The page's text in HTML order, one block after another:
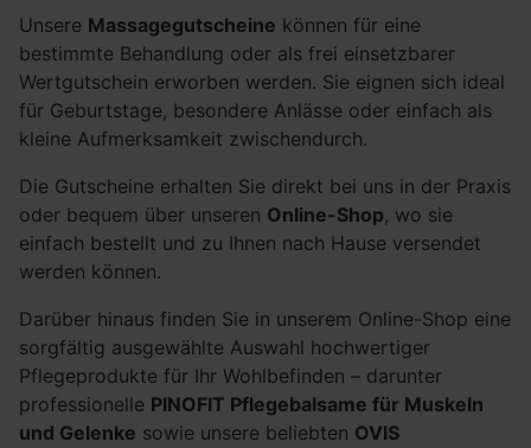
Unsere Massagegutscheine können für eine
bestimmte Behandlung oder als frei einsetzbarer
Wertgutschein erworben werden. Sie eignen sich ideal
für Geburtstage, besondere Anlässe oder einfach als
kleine Aufmerksamkeit zwischendurch.
Die Gutscheine erhalten Sie direkt bei uns in der Praxis
oder bequem über unseren Online-Shop, wo sie
einfach bestellt und zu Ihnen nach Hause versendet
werden können.
Darüber hinaus finden Sie in unserem Online-Shop eine
sorgfältig ausgewählte Auswahl hochwertiger
Pflegeprodukte für Ihr Wohlbefinden – darunter
professionelle PINOFIT Pflegebalsame für Muskeln
und Gelenke sowie unsere beliebten OVIS